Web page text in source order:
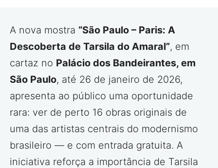
A nova mostra “São Paulo – Paris: A
Descoberta de Tarsila do Amaral”, em
cartaz no Palácio dos Bandeirantes, em
São Paulo, até 26 de janeiro de 2026,
apresenta ao público uma oportunidade
rara: ver de perto 16 obras originais de
uma das artistas centrais do modernismo
brasileiro — e com entrada gratuita. A
iniciativa reforça a importância de Tarsila